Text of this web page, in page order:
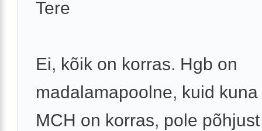
Tere
Ei, kõik on korras. Hgb on
madalamapoolne, kuid
MCH on korras, pole